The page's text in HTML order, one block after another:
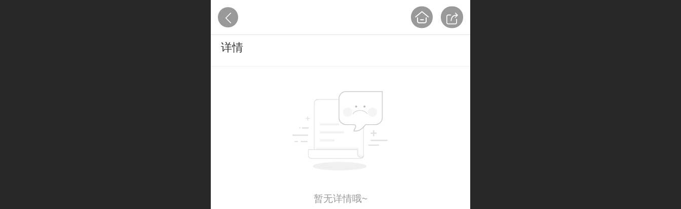
详情
暂无详情哦~